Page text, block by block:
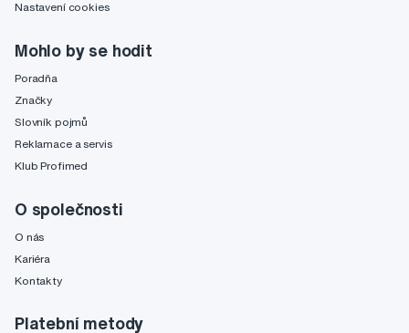
Nastavení cookies
Mohlo by se hodit
Poradňa
Značky
Slovník pojmů
Reklamace a servis
Klub Profimed
O společnosti
O nás
Kariéra
Kontakty
Platební metody